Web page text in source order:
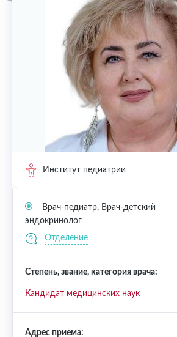
Институт педиатрии
Врач-педиатр, Врач-детский
эндокринолог
Отделение
Степень, звание, категория врача:
Кандидат медицинских наук
Адрес приема: